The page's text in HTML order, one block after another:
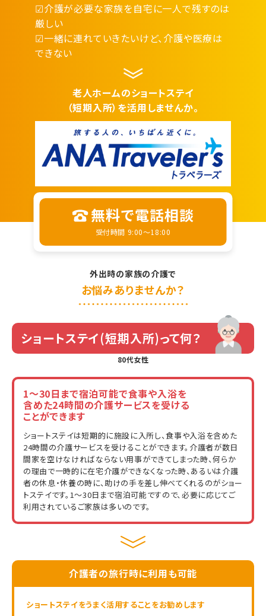
☑介護が必要な家族を自宅に一人で残すのは
厳しい
☑一緒に連れていきたいけど、介護や医療は
できない
老人ホームのショートステイ
（短期入所）を活用しませんか。
無料で電話相談
受付時間 9:00～18:00
外出時の家族の介護で
お悩みありませんか？
ショートステイ(短期入所)って何？
80代女性
1～30日まで宿泊可能で食事や入浴を
含めた24時間の介護サービスを受ける
ことができます
ショートステイは短期的に施設に入所し、食事や入浴を含めた
24時間の介護サービスを受けることができます。介護者が数日
間家を空けなければならない用事ができてしまった時、何らか
の理由で一時的に在宅介護ができなくなった時、あるいは介護
者の休息・休養の時に、助けの手を差し伸べてくれるのがショー
トステイです。1～30日まで宿泊可能ですので、必要に応じてご
利用されているご家族は多いのです。
介護者の旅行時に利用も可能
ショートステイをうまく活用することをお勧めします